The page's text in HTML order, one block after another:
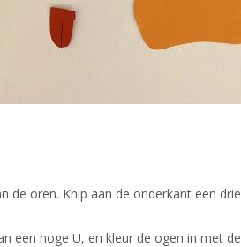
de oren. Knip aan de onderkant een
een hoge U, en kleur de ogen in met